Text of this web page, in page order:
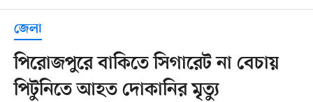
জেলা
পিরোজপুরে বাকিতে সিগারেট না বেচায়
পিটুনিতে আহত দোকানির মৃত্যু